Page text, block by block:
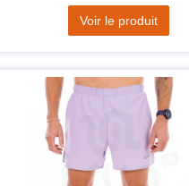
Voir le produit